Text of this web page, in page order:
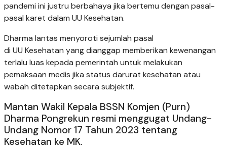
pandemi ini justru berbahaya jika bertemu dengan pasal-
pasal karet dalam UU Kesehatan.
Dharma lantas menyoroti sejumlah pasal
di UU Kesehatan yang dianggap memberikan kewenangan
terlalu luas kepada pemerintah untuk melakukan
pemaksaan medis jika status darurat kesehatan atau
wabah ditetapkan secara subjektif.
Mantan Wakil Kepala BSSN Komjen (Purn)
Dharma Pongrekun resmi menggugat Undang-
Undang Nomor 17 Tahun 2023 tentang
Kesehatan ke MK.